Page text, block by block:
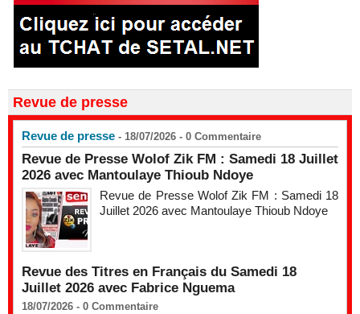
Revue de presse
Revue de presse - 18/07/2026 - 0 Commentaire
Revue de Presse Wolof Zik FM : Samedi 18 Juillet
2026 avec Mantoulaye Thioub Ndoye
Revue de Presse Wolof Zik FM : Samedi 18
Juillet 2026 avec Mantoulaye Thioub Ndoye
Revue des Titres en Français du Samedi 18
Juillet 2026 avec Fabrice Nguema
18/07/2026 - 0 Commentaire